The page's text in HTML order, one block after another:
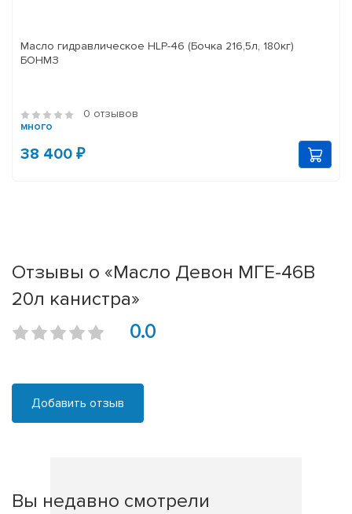
Масло гидравлическое HLP-46 (Бочка 216,5л, 180кг)
БОНМЗ
0 отзывов
много
38 400 ₽
Отзывы о «Масло Девон МГЕ-46В
20л канистра»
0.0
Добавить отзыв
Вы недавно смотрели